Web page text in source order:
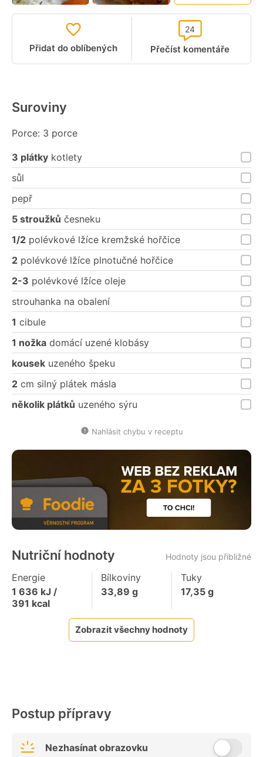
Přidat do oblíbených Přečíst komentáře
24
Suroviny
Porce: 3 porce
3 plátky kotlety
sůl
pepř
5 stroužků česneku
1/2 polévkové lžíce kremžské hořčice
2 polévkové lžíce plnotučné hořčice
2-3 polévkové lžíce oleje
strouhanka na obalení
1 cibule
1 nožka domácí uzené klobásy
kousek uzeného špeku
2 cm silný plátek másla
několik plátků uzeného sýru
Nahlásit chybu v receptu
Nutriční hodnoty Hodnoty jsou přibližné
Energie
1 636 kJ /
391 kcal
Bílkoviny
33,89 g
Tuky
17,35g
Zobrazit všechny hodnoty
Postup přípravy
Nezhasínat obrazovku